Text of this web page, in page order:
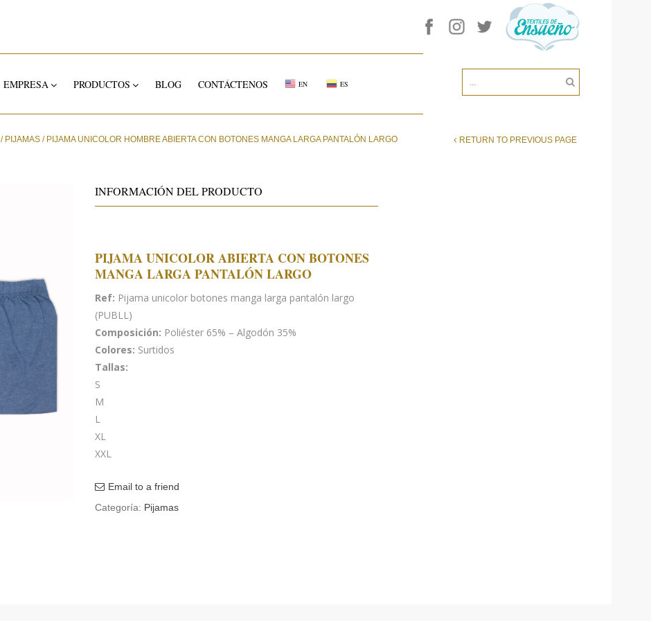
EMPRESA PRODUCTOS BLOG CONTÁCTENOS EN ES
/ PIJAMAS /PIJAMA UNICOLOR HOMBRE ABIERTA CON BOTONES MANGA LARGA PANTALÓN LARGO RETURN TO PREVIOUS PAGE
INFORMACIÓN DEL PRODUCTO
PIJAMA UNICOLOR ABIERTA CON BOTONES
MANGA LARGA PANTALÓN LARGO
Ref: Pijama unicolor botones manga larga pantalón largo
(PUBLL)
Composición: Poliéster 65% – Algodón 35%
Colores: Surtidos
Tallas:
S
M
L
XL
XXL
Email to a friend
Categoría: Pijamas